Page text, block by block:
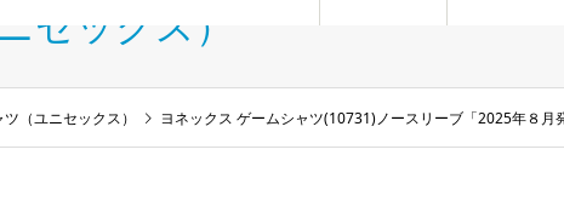
セックス）
（ユニセックス） ヨネックス ゲームシャツ(10731)ノースリーブ「2025年８月